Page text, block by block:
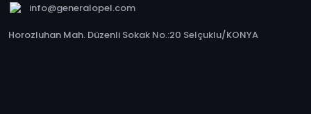
info@generalopel.com
Horozluhan Mah. Düzenli Sokak No.:20 Selçuklu/KONYA